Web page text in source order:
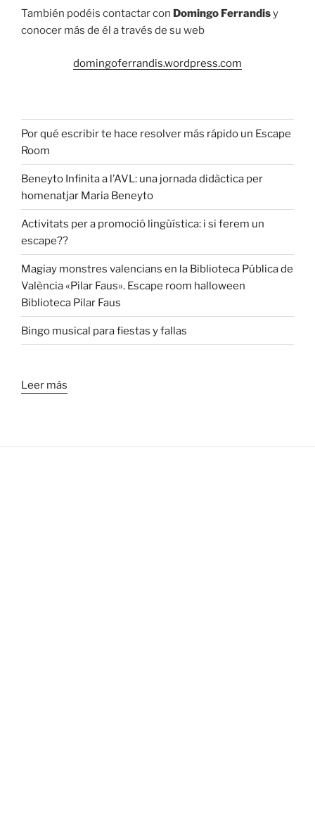
También podéis contactar con Domingo Ferrandisy
conocer más de él a través de su web
domingoferrandis.wordpress.com
Por qué escribir te hace resolver más rápido un Escape
Room
Beneyto Infinita a l’AVL: una jornada didàctica per
homenatjar Maria Beneyto
Activitats per a promoció lingüística: i si ferem un
escape??
Magiay monstres valencians en la Biblioteca Pública de
València «Pilar Faus». Escape room halloween
Biblioteca Pilar Faus
Bingo musical para fiestas y fallas
Leer más